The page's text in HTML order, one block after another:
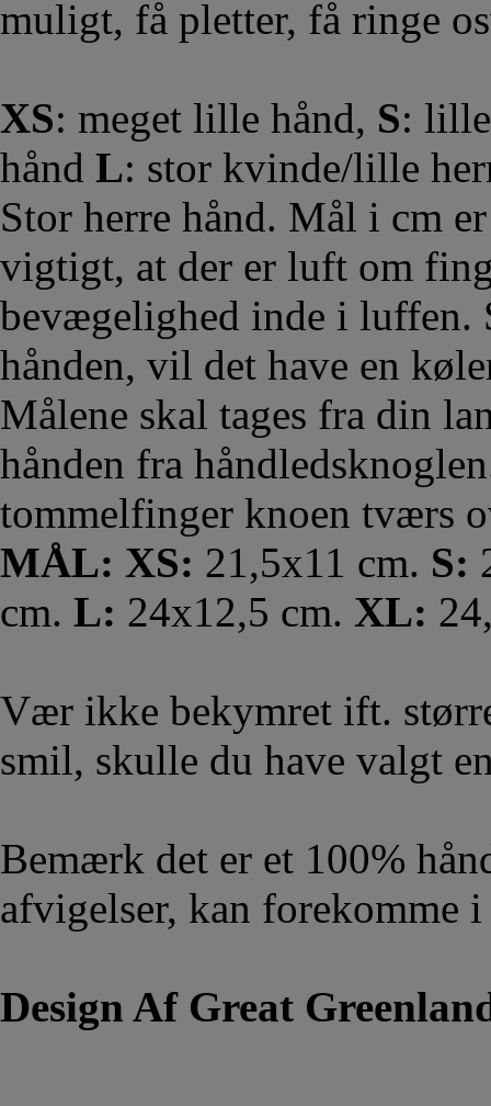
muligt, få pletter, få ringe
XS: meget lille hånd, S:
hånd L: stor kvinde/lille
Stor herre hånd. Mål i cm
vigtigt, at der er luft om
bevægelighed inde i luffen.
hånden, vil det have en
Målene skal tages fra din
hånden fra
tommelfinger knoen tværs
MÅL: XS: 21,5x11 cm. S:
cm. L: 24x12,5 cm. XL:
Vær ikke bekymret ift.
smil, skulle du have valgt
Bemærk det er et 100%
afvigelser, kan forekomme
Design Af Great